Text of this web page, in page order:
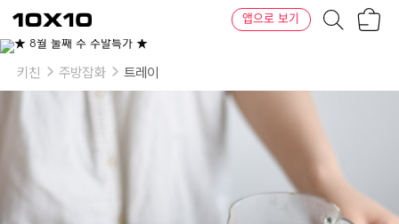
텐
바
텐
앱으로 보기
키친 주방잡화 트레이